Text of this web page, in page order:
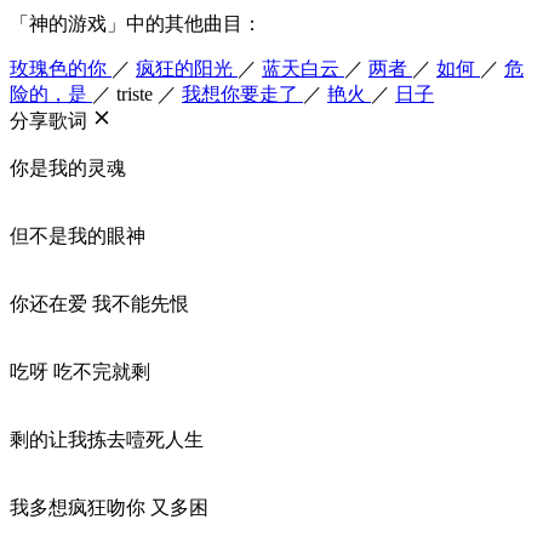
「神的游戏」中的其他曲目：
玫瑰色的你 ／ 疯狂的阳光 ／ 蓝天白云 ／ 两者 ／ 如何 ／ 危
险的，是 ／ triste ／ 我想你要走了 ／ 艳火 ／ 日子
分享歌词
你是我的灵魂
但不是我的眼神
你还在爱 我不能先恨
吃呀 吃不完就剩
剩的让我拣去噎死人生
我多想疯狂吻你 又多困